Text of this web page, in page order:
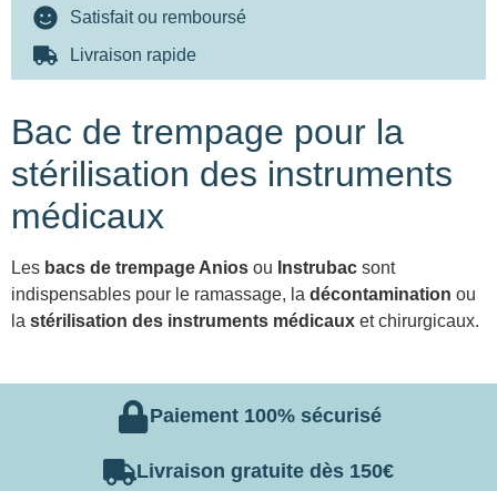
Satisfait ou remboursé
Livraison rapide
Bac de trempage pour la
stérilisation des instruments
médicaux
Les bacs de trempage Anios ou Instrubac sont
indispensables pour le ramassage, la décontamination ou
la stérilisation des instruments médicaux et chirurgicaux.
Paiement 100% sécurisé
Livraison gratuite dès 150€